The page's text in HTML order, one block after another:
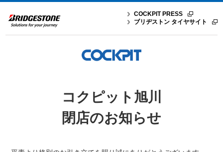
COCKPIT PRESS
ブリヂストン タイヤサイト
コクピット旭川
閉店のお知らせ